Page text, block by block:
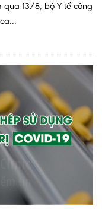
qua 13/8, bộ Y tế công